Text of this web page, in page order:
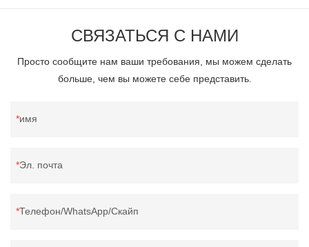
СВЯЗАТЬСЯ С НАМИ
Просто сообщите нам ваши требования, мы можем сделать
больше, чем вы можете себе представить.
имя
Эл. почта
Телефон/WhatsApp/Скайп